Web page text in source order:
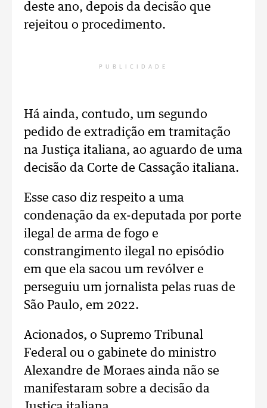
deste ano, depois da decisão que
rejeitou o procedimento.
PUBLICIDADE
Há ainda, contudo, um segundo
pedido de extradição em tramitação
na Justiça italiana, ao aguardo de uma
decisão da Corte de Cassação italiana.
Esse caso diz respeito a uma
condenação da ex-deputada por porte
ilegal de arma de fogo e
constrangimento ilegal no episódio
em que ela sacou um revólver e
perseguiu um jornalista pelas ruas de
São Paulo, em 2022.
Acionados, o Supremo Tribunal
Federal ou o gabinete do ministro
Alexandre de Moraes ainda não se
manifestaram sobre a decisão da